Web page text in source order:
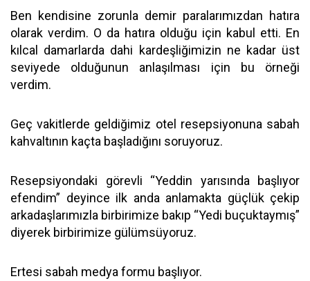
Ben kendisine zorunla demir paralarımızdan hatıra
olarak verdim. O da hatıra olduğu için kabul etti. En
kılcal damarlarda dahi kardeşliğimizin ne kadar üst
seviyede olduğunun anlaşılması için bu örneği
verdim.
Geç vakitlerde geldiğimiz otel resepsiyonuna sabah
kahvaltının kaçta başladığını soruyoruz.
Resepsiyondaki görevli “Yeddin yarısında başlıyor
efendim” deyince ilk anda anlamakta güçlük çekip
arkadaşlarımızla birbirimize bakıp “Yedi buçuktaymış”
diyerek birbirimize gülümsüyoruz.
Ertesi sabah medya formu başlıyor.